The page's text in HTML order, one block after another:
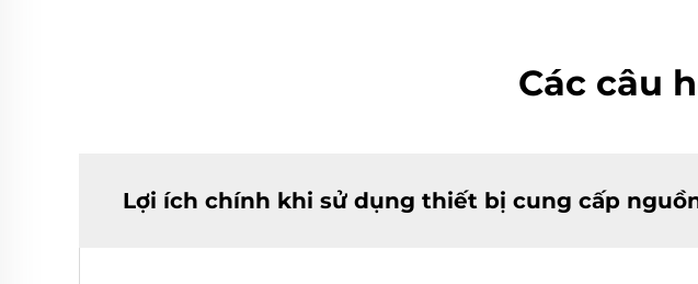
Các câu
Lợi ích chính khi sử dụng thiết bị cung cấp